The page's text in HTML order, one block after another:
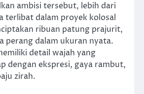
ambisi tersebut, lebih dari
terlibat dalam proyek kolosal
ribuan patung prajurit,
perang dalam ukuran nyata.
detail wajah yang
dengan ekspresi, gaya rambut,
zirah.